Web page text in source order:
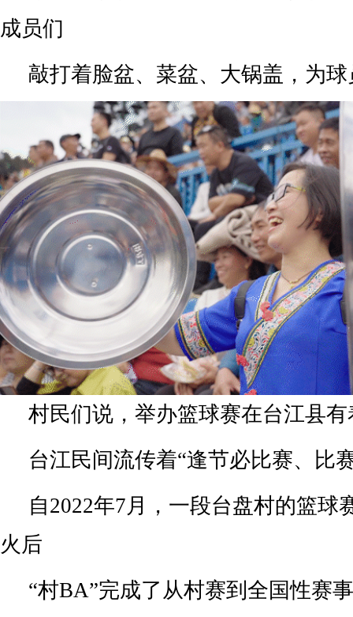
成员们
敲打着脸盆、菜盆、大锅盖，为
村民们说，举办篮球赛在台江县
台江民间流传着“逢节必比赛、比
自2022年7月，一段台盘村的篮球
火后
“村BA”完成了从村赛到全国性赛